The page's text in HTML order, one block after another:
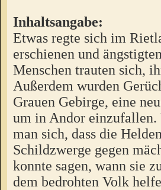
Inhaltsangabe:
Etwas regte sich im
erschienen und
Menschen trauten sich,
Außerdem wurden
Grauen Gebirge, eine
um in Andor
man sich, dass die
Schildzwerge gegen
konnte sagen, wann sie
dem bedrohten Volk